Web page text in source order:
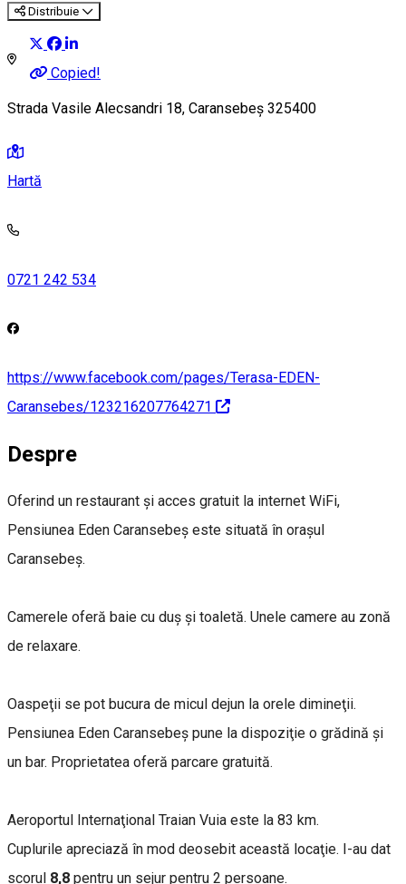
Distribuie
Copied!
Strada Vasile Alecsandri 18, Caransebeș 325400
Hartă
0721 242 534
https://www.facebook.com/pages/Terasa-EDEN-
Caransebes/123216207764271
Despre
Oferind un restaurant şi acces gratuit la internet WiFi,
Pensiunea Eden Caransebeş este situată în oraşul
Caransebeş.
Camerele oferă baie cu duş şi toaletă. Unele camere au zonă
de relaxare.
Oaspeţii se pot bucura de micul dejun la orele dimineţii.
Pensiunea Eden Caransebeş pune la dispoziţie o grădină şi
un bar. Proprietatea oferă parcare gratuită.
Aeroportul Internaţional Traian Vuia este la 83 km.
Cuplurile apreciază în mod deosebit această locaţie. I-au dat
scorul 8,8 pentru un sejur pentru 2 persoane.